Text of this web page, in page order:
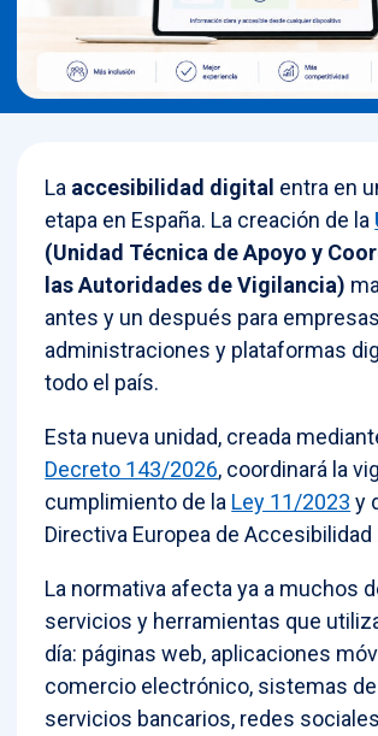
La accesibilidad digital entra en
etapa en España. La creación de la
(Unidad Técnica de Apoyo y
las Autoridades de Vigilancia)
antes y un después para
administraciones y plataformas
todo el país.
Esta nueva unidad, creada
Decreto 143/2026, coordinará la
cumplimiento de la Ley 11/2023 y
Directiva Europea de
La normativa afecta ya a muchos
servicios y herramientas que
día: páginas web, aplicaciones
comercio electrónico, sistemas de
servicios bancarios, redes